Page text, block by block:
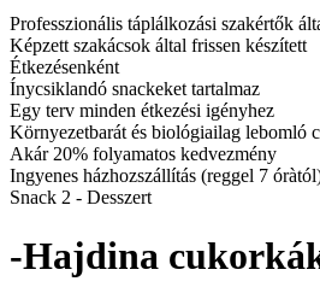
Professzionális táplálkozási szakértők
Képzett szakácsok által frissen készített
Étkezésenként
Ínycsiklandó snackeket tartalmaz
Egy terv minden étkezési igényhez
Környezetbarát és biológiailag lebomló
Akár 20% folyamatos kedvezmény
Ingyenes házhozszállítás (reggel 7
Snack 2 - Desszert
-Hajdina